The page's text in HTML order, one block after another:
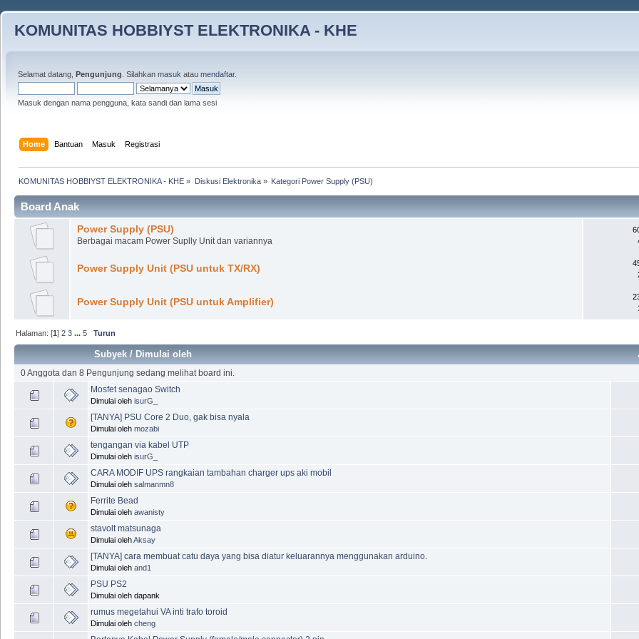
KOMUNITAS HOBBIYST ELEKTRONIKA - KHE
Selamat datang, Pengunjung . Silahkan masuk atau mendaftar.
Masuk dengan nama pengguna, kata sandi dan lama sesi
Home Bantuan Masuk Registrasi
KOMUNITAS HOBBIYST ELEKTRONIKA - KHE » Diskusi Elektronika» Kategori Power Supply (PSU)
Board Anak
Power Supply (PSU)
Berbagai macam Power Suplly Unit dan variannya
Power Supply Unit (PSU untuk TX/RX)
Power Supply Unit (PSU untuk Amplifier)
Halaman: [1]2 3 ...5 Turun
Subyek/ Dimulai oleh
0 Anggota dan 8 Pengunjung sedang melihat board ini.
Mosfet senagao Switch
Dimulai oleh isurG_
[TANYA] PSU Core 2 Duo, gak bisa nyala
Dimulai oleh mozabi
tengangan via kabel UTP
Dimulai oleh isurG_
CARA MODIF UPS rangkaian tambahan charger ups aki mobil
Dimulai oleh salmanmn8
Ferrite Bead
Dimulai oleh awanisty
stavolt matsunaga
Dimulai olehAksay
[TANYA] cara membuat catu daya yang bisa diatur keluarannya menggunakan arduino.
Dimulai oleh and1
PSU PS2
Dimulai oleh dapank
rumus megetahui VA inti trafo toroid
Dimulai oleh cheng